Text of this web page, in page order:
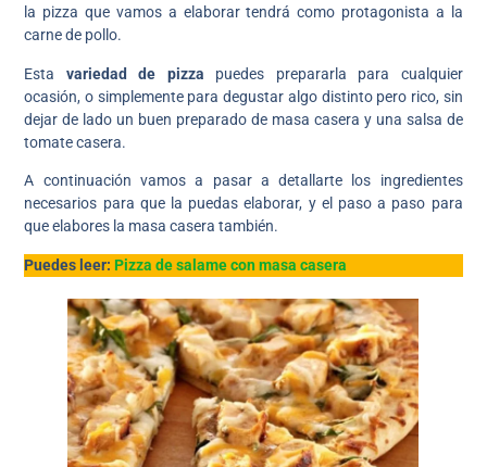
la pizza que vamos a elaborar tendrá como protagonista a la
carne de pollo.
Esta variedad de pizza puedes prepararla para cualquier
ocasión, o simplemente para degustar algo distinto pero rico, sin
dejar de lado un buen preparado de masa casera y una salsa de
tomate casera.
A continuación vamos a pasar a detallarte los ingredientes
necesarios para que la puedas elaborar, y el paso a paso para
que elabores la masa casera también.
Puedes leer:Pizza de salame con masa casera